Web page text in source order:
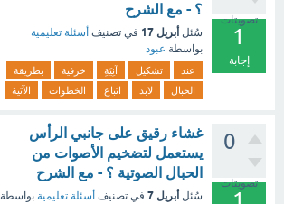
تصويتات
1
إجابة
؟ - مع الشرح
سُئل أبريل 17 في تصنيف أسئلة تعليمية
بواسطة عبود
عند تشكيل آنِيَةِ خزفية
بطريقة
الحبال
لابد اتباع الخطوات الآتية
0
تصويتات
غشاء رقيق على جانبي الرأس
يستعمل لتضخيم الأصوات من
الحبال الصوتية ؟ - مع الشرح
سُئل أبريل 7 في تصنيف أسئلة تعليمية بواسطة